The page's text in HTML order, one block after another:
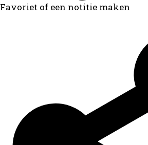
Favoriet of een notitie maken